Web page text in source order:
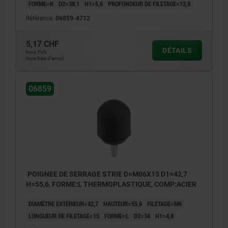
FORME=K
D2=38,1 H1=5,6 PROFONDEUR DE FILETAGE=12,5
Référence: 06859-4712
5,17 CHF
hors TVA
hors frais d’envoi
DÉTAILS
06859
POIGNEE DE SERRAGE STRIE D=M06X15 D1=42,7
H=55,6, FORME:L THERMOPLASTIQUE, COMP:ACIER
DIAMÈTRE EXTÉRIEUR=42,7 HAUTEUR=55,6
FILETAGE=M6
LONGUEUR DE FILETAGE=15
FORME=L D2=34 H1=4,8